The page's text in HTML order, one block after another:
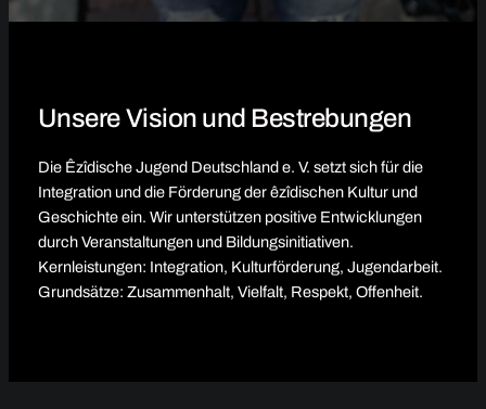
Unsere Vision und Bestrebungen
Die Êzîdische Jugend Deutschland e. V. setzt sich für die
Integration und die Förderung der êzîdischen Kultur und
Geschichte ein. Wir unterstützen positive Entwicklungen
durch Veranstaltungen und Bildungsinitiativen.
Kernleistungen: Integration, Kulturförderung, Jugendarbeit.
Grundsätze: Zusammenhalt, Vielfalt, Respekt, Offenheit.